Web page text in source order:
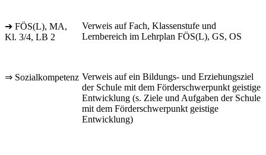
➔ FÖS(L), MA,
Kl. 3/4, LB 2
Verweis auf Fach, Klassenstufe und
Lernbereich im Lehrplan FÖS(L), GS, OS
⇒ Sozialkompetenz Verweis auf ein Bildungs- und Erziehungsziel
der Schule mit dem Förderschwerpunkt geistige
Entwicklung (s. Ziele und Aufgaben der Schule
mit dem Förderschwerpunkt geistige
Entwicklung)